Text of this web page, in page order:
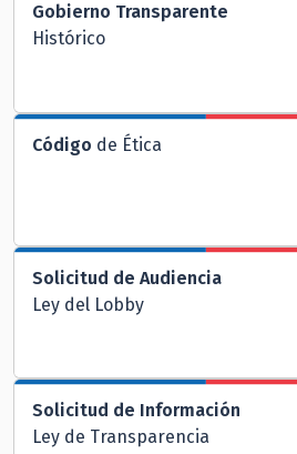
Gobierno Transparente
Histórico
Código de Ética
Solicitud de Audiencia
Ley del Lobby
Solicitud de Información
Ley de Transparencia